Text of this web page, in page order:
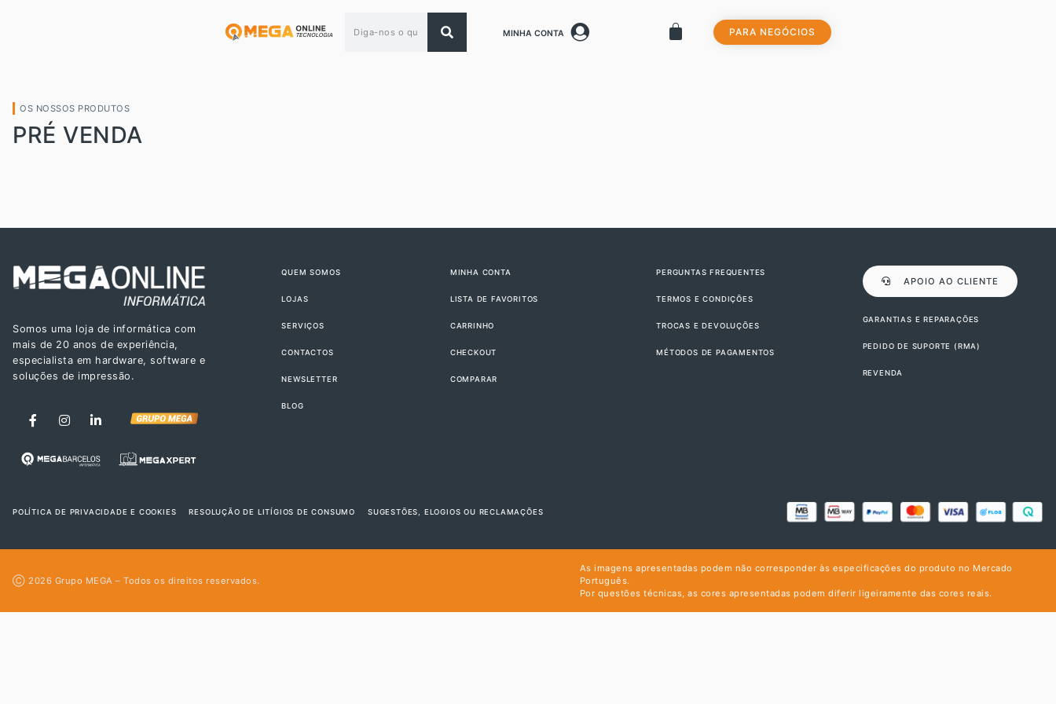
MINHA CONTA PARA NEGÓCIOS
OS NOSSOS PRODUTOS
PRÉ VENDA
Somos uma loja de informática com
mais de 20 anos de experiência,
especialista em hardware, software e
soluções de impressão.
QUEM SOMOS
LOJAS
SERVIÇOS
CONTACTOS
NEWSLETTER
BLOG
MINHA CONTA
LISTA DE FAVORITOS
CARRINHO
CHECKOUT
COMPARAR
PERGUNTAS FREQUENTES
TERMOS E CONDIÇÕES
TROCAS E DEVOLUÇÕES
MÉTODOS DE PAGAMENTOS
APOIO AO CLIENTE
GARANTIAS E REPARAÇÕES
PEDIDO DE SUPORTE (RMA)
REVENDA
POLÍTICA DE PRIVACIDADE E COOKIES RESOLUÇÃO DE LITÍGIOS DE CONSUMO SUGESTÕES, ELOGIOS OU RECLAMAÇÕES
Ⓒ 2026 Grupo MEGA – Todos os direitos reservados.
As imagens apresentadas podem não corresponder às especificações do produto no Mercado
Português.
Por questões técnicas, as cores apresentadas podem diferir ligeiramente das cores reais.